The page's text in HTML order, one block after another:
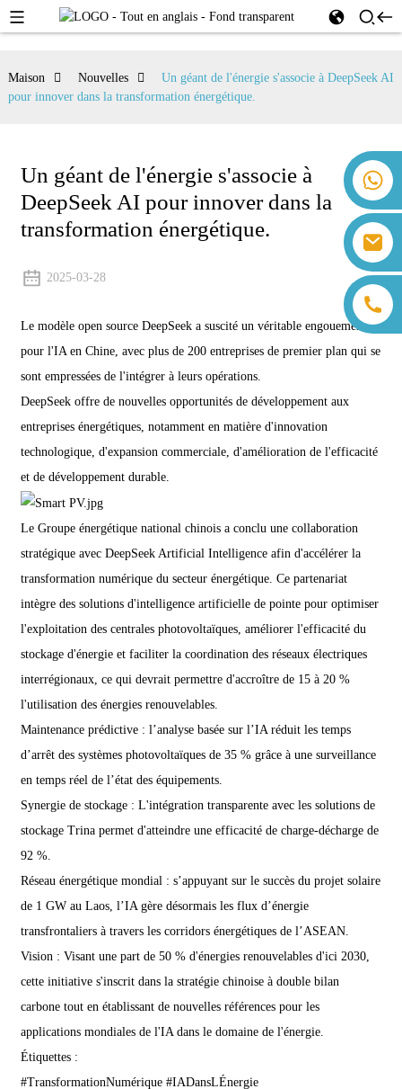
+86 18259071452 Hanna Lee
+86 13559179905 Sally Chen
+86 18350266301 Iris Hong
sales@farsunpv.com
Maison Nouvelles
Un géant de l'énergie s'associe à DeepSeek AI
pour innover dans la transformation énergétique.
Un géant de l'énergie s'associe à
DeepSeek AI pour innover dans la
transformation énergétique.
2025-03-28
Le modèle open source DeepSeek a suscité un véritable engouement
pour l'IA en Chine, avec plus de 200 entreprises de premier plan qui se
sont empressées de l'intégrer à leurs opérations.
DeepSeek offre de nouvelles opportunités de développement aux
entreprises énergétiques, notamment en matière d'innovation
technologique, d'expansion commerciale, d'amélioration de l'efficacité
et de développement durable.
Le Groupe énergétique national chinois a conclu une collaboration
stratégique avec DeepSeek Artificial Intelligence afin d'accélérer la
transformation numérique du secteur énergétique. Ce partenariat
intègre des solutions d'intelligence artificielle de pointe pour optimiser
l'exploitation des centrales photovoltaïques, améliorer l'efficacité du
stockage d'énergie et faciliter la coordination des réseaux électriques
interrégionaux, ce qui devrait permettre d'accroître de 15 à 20 %
l'utilisation des énergies renouvelables.
Maintenance prédictive : l’analyse basée sur l’IA réduit les temps
d’arrêt des systèmes photovoltaïques de 35 % grâce à une surveillance
en temps réel de l’état des équipements.
Synergie de stockage : L'intégration transparente avec les solutions de
stockage Trina permet d'atteindre une efficacité de charge-décharge de
92 %.
Réseau énergétique mondial : s’appuyant sur le succès du projet solaire
de 1 GW au Laos, l’IA gère désormais les flux d’énergie
transfrontaliers à travers les corridors énergétiques de l’ASEAN.
Vision : Visant une part de 50 % d'énergies renouvelables d'ici 2030,
cette initiative s'inscrit dans la stratégie chinoise à double bilan
carbone tout en établissant de nouvelles références pour les
applications mondiales de l'IA dans le domaine de l'énergie.
Étiquettes :
#TransformationNumérique #IADansLÉnergie